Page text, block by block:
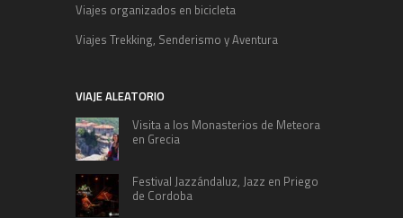
Viajes organizados en bicicleta
Viajes Trekking, Senderismo y Aventura
VIAJE ALEATORIO
Visita a los Monasterios de Meteora
en Grecia
Festival Jazzándaluz, Jazz en Priego
de Cordoba